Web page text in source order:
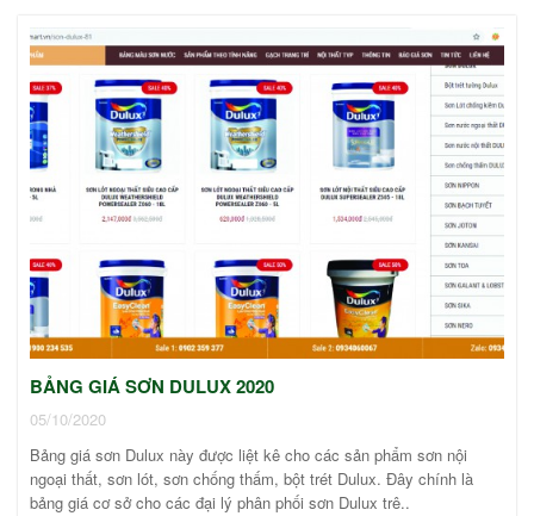
BẢNG GIÁ SƠN DULUX 2020
05/10/2020
Bảng giá sơn Dulux này được liệt kê cho các sản phẩm sơn nội
ngoại thất, sơn lót, sơn chống thấm, bột trét Dulux. Đây chính là
bảng giá cơ sở cho các đại lý phân phối sơn Dulux trê..